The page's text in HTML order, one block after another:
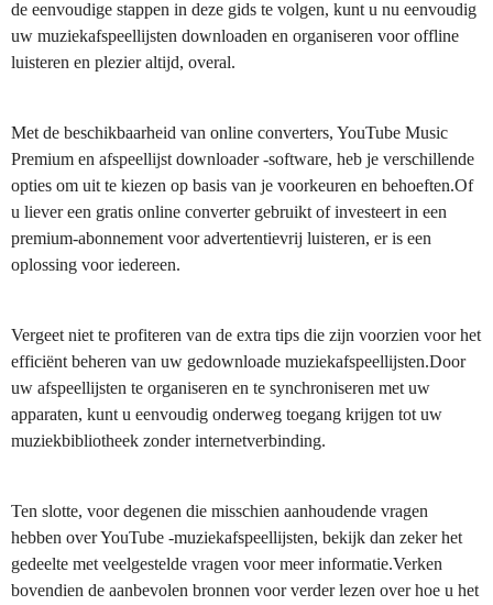
de eenvoudige stappen in deze gids te volgen, kunt u nu eenvoudig
uw muziekafspeellijsten downloaden en organiseren voor offline
luisteren en plezier altijd, overal.
Met de beschikbaarheid van online converters, YouTube Music
Premium en afspeellijst downloader -software, heb je verschillende
opties om uit te kiezen op basis van je voorkeuren en behoeften.Of
u liever een gratis online converter gebruikt of investeert in een
premium-abonnement voor advertentievrij luisteren, er is een
oplossing voor iedereen.
Vergeet niet te profiteren van de extra tips die zijn voorzien voor het
efficiënt beheren van uw gedownloade muziekafspeellijsten.Door
uw afspeellijsten te organiseren en te synchroniseren met uw
apparaten, kunt u eenvoudig onderweg toegang krijgen tot uw
muziekbibliotheek zonder internetverbinding.
Ten slotte, voor degenen die misschien aanhoudende vragen
hebben over YouTube -muziekafspeellijsten, bekijk dan zeker het
gedeelte met veelgestelde vragen voor meer informatie.Verken
bovendien de aanbevolen bronnen voor verder lezen over hoe u het